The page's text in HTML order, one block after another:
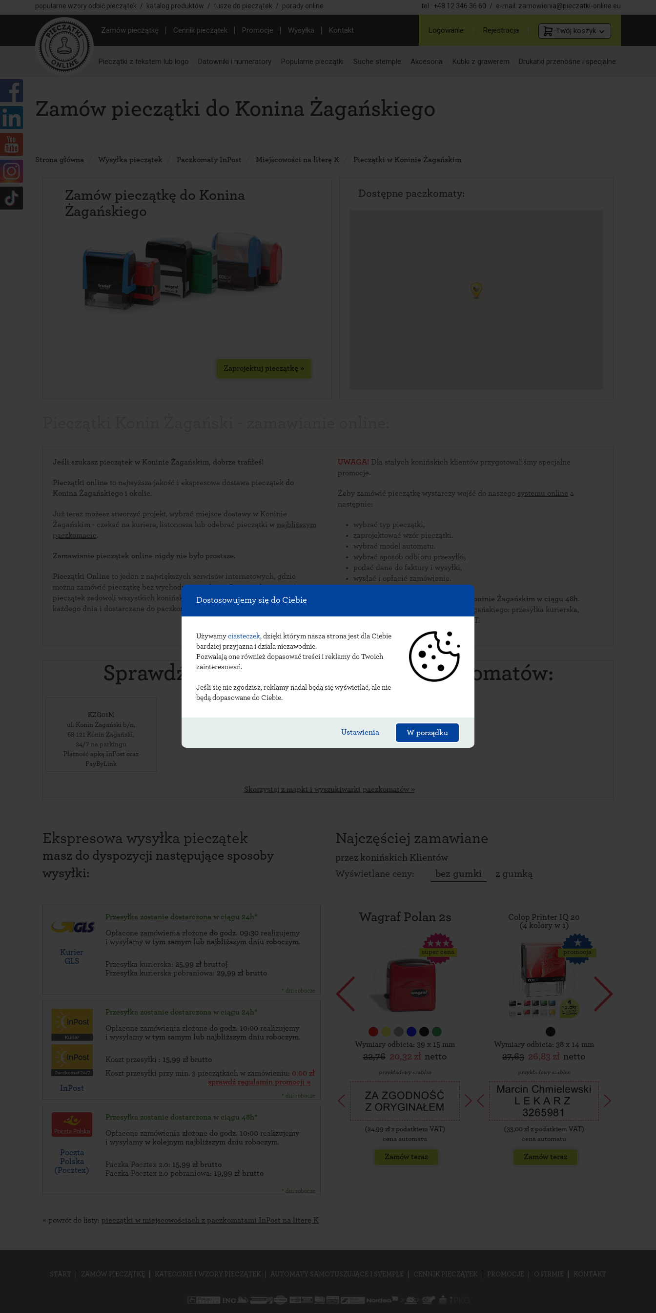
Dostosowujemy się do Ciebie
Używamy ciasteczek, dzięki którym nasza strona jest dla Ciebie
bardziej przyjazna i działa niezawodnie.
Pozwalają one również dopasować treści i reklamy do Twoich
zainteresowań.
Jeśli się nie zgodzisz, reklamy nadal będą się wyświetlać, ale nie
będą dopasowane do Ciebie.
Ustawienia W porządku
popularne wzory odbić pieczątek / katalog produktów / tusze do pieczątek / porady online tel.: +48 12 346 36 60 / e-mail: zamowienia@pieczatki-online.eu
Logowanie Rejestracja Twój koszyk
Zamów pieczątkę Cennik pieczątek Promocje Wysyłka Kontakt
Pieczątki z tekstem lub logo Datowniki i numeratory Popularne pieczątki Suche stemple Akcesoria Kubki z grawerem Drukarki przenośne i specjalne
Zamów pieczątki do Konina Żagańskiego
Strona główna Wysyłka pieczątek Paczkomaty InPost Miejscowości na literę K Pieczątki w Koninie Żagańskim
Zamów pieczątkę do Konina
Żagańskiego
Zaprojektuj pieczątkę »
Dostępne paczkomaty:
Jeśli szukasz pieczątek w Koninie Żagańskim, dobrze trafiłeś!
Pieczątki online to najwyższa jakość i ekspresowa dostawa pieczątek do
Konina Żagańskiego i okolic.
Już teraz możesz stworzyć projekt, wybrać miejsce dostawy w Koninie
Żagańskim - czekać na kuriera, listonosza lub odebrać pieczątki w najbliższym
paczkomacie.
Zamawianie pieczątek online nigdy nie było prostsze.
Pieczątki Online to jeden z największych serwisów internetowych, gdzie
można zamówić pieczątkę bez wychodzenia z domu. Bogata oferta wzorów
pieczątek zadowoli wszystkich konińskich klientów. Pieczątki wykonywane są
każdego dnia i dostarczane do paczkomatów w Koninie Żagańskim.
UWAGA! Dla stałych konińskich klientów przygotowaliśmy specjalne
promocje.
Żeby zamówić pieczątkę wystarczy wejść do naszego systemu online a
następnie:
wybrać typ pieczątki,
zaprojektować wzór pieczątki.
wybrać model automatu.
wybrać sposób odbioru przesyłki,
podać dane do faktury i wysyłki,
wysłać i opłacić zamówienie.
Zamów pieczątki online i odbierz je w Koninie Żagańskim w ciągu 48h.
Sposób dostawy pieczątek do Konina Żagańskiego: przesyłka kurierska,
wysyłka pocztowa lub paczkomat INPOST.
Sprawdź lokalizacje konińskich paczkomatów:
KZG01M
ul. Konin Żagański b/n,
68-121 Konin Żagański,
24/7 na parkingu
Płatność apką InPost oraz
PayByLink
Skorzystaj z mapki i wyszukiwarki paczkomatów »
Ekspresowa wysyłka pieczątek
masz do dyspozycji następujące sposoby
wysyłki:
Kurier
GLS
Przesyłka zostanie dostarczona w ciągu 24h*
Opłacone zamówienia złożone do godz. 09:30 realizujemy
i wysyłamy w tym samym lub najbliższym dniu roboczym.
Przesyłka kurierska: 25,99 zł brutto}
Przesyłka kurierska pobraniowa: 29,99 zł brutto
* dni robocze
InPost
Przesyłka zostanie dostarczona w ciągu 24h*
Opłacone zamówienia złożone do godz. 10:00 realizujemy
i wysyłamy w tym samym lub najbliższym dniu roboczym.
Koszt przesyłki : 15,99 zł brutto
Koszt przesyłki przy min. 3 pieczątkach w zamówieniu: 0.00 zł
sprawdź regulamin promocji »
* dni robocze
Poczta
Polska
(Pocztex)
Przesyłka zostanie dostarczona w ciągu 48h*
Opłacone zamówienia złożone do godz. 10:00 realizujemy
i wysyłamy w kolejnym najbliższym dniu roboczym.
Paczka Pocztex 2.0: 15,99 zł brutto
Paczka Pocztex 2.0 pobraniowa: 19,99 zł brutto
* dni robocze
Najczęściej zamawiane
przez konińskich Klientów
Wyświetlane ceny:
bez gumki z gumką
Wagraf Polan 2s
super cena
Wymiary odbicia: 39 x 15 mm
22,76 20,32 zł netto
przykładowy szablon
( 24,99 zł z podatkiem VAT)
cena automatu
Zamów teraz
Colop Printer IQ 20
(4 kolory w 1)
promocja
Wymiary odbicia: 38 x 14 mm
27,63 26,83 zł netto
przykładowy szablon
( 33,00 zł z podatkiem VAT)
cena automatu
Zamów teraz
« powrót do listy: pieczątki w miejscowościach z paczkomatami InPost na literę K
START ZAMÓW PIECZĄTKĘ KATEGORIE I WZORY PIECZĄTEK AUTOMATY SAMOTUSZUJĄCE I STEMPLE CENNIK PIECZĄTEK PROMOCJE O FIRMIE KONTAKT